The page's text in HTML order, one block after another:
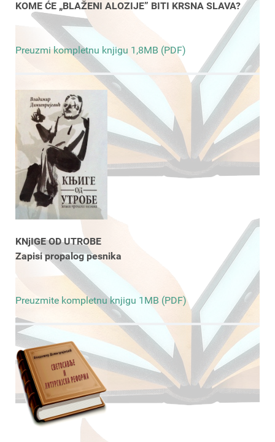
KOME ĆE „BLAŽENI ALOZIJE” BITI KRSNA SLAVA?
Preuzmi kompletnu knjigu 1,8MB (PDF)
KNjIGE OD UTROBE
Zapisi propalog pesnika
Preuzmite kompletnu knjigu 1MB (PDF)